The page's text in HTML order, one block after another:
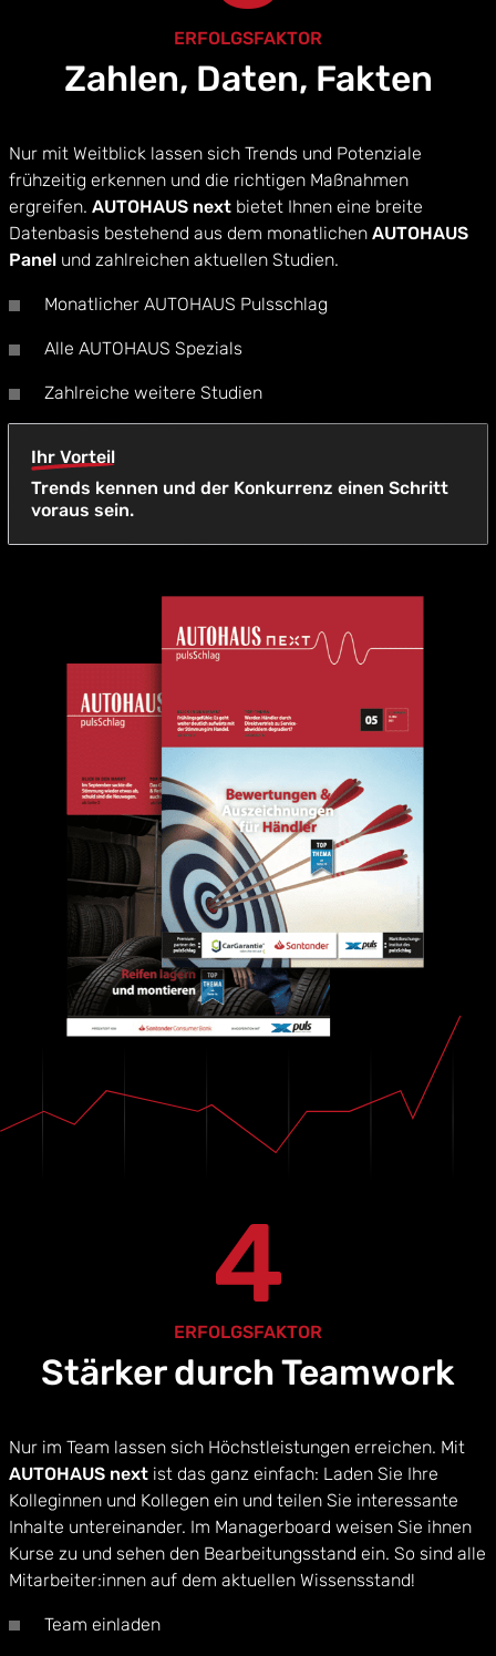
ERFOLGSFAKTOR
Zahlen, Daten, Fakten
Nur mit Weitblick lassen sich Trends und Potenziale
frühzeitig erkennen und die richtigen Maßnahmen
ergreifen. AUTOHAUS next bietet Ihnen eine breite
Datenbasis bestehend aus dem monatlichen AUTOHAUS
Panel und zahlreichen aktuellen Studien.
Monatlicher AUTOHAUS Pulsschlag
Alle AUTOHAUS Spezials
Zahlreiche weitere Studien
Ihr Vorteil
Trends kennen und der Konkurrenz einen Schritt
voraus sein.
4
ERFOLGSFAKTOR
Stärker durch Teamwork
Nur im Team lassen sich Höchstleistungen erreichen. Mit
AUTOHAUS next ist das ganz einfach: Laden Sie Ihre
Kolleginnen und Kollegen ein und teilen Sie interessante
Inhalte untereinander. Im Managerboard weisen Sie ihnen
Kurse zu und sehen den Bearbeitungsstand ein. So sind alle
Mitarbeiter:innen auf dem aktuellen Wissensstand!
Team einladen